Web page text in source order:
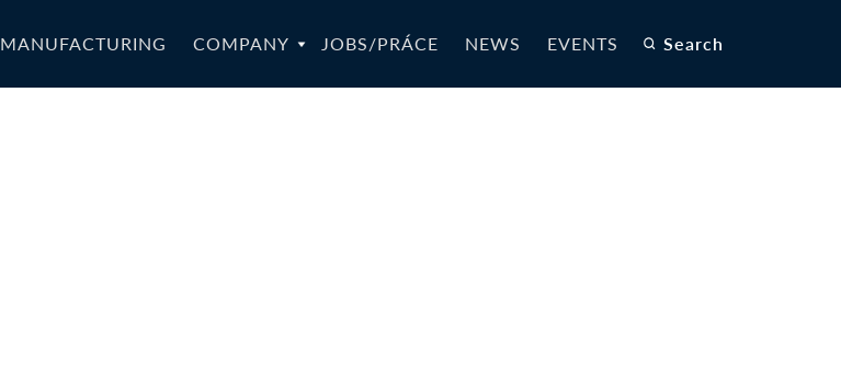
MANUFACTURING COMPANY JOBS/PRÁCE NEWS EVENTS Search